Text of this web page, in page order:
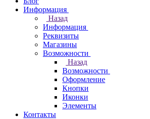
Информация
Назад
Информация
Реквизиты
Магазины
Возможности
Назад
Возможности
Оформление
Кнопки
Иконки
Элементы
Контакты